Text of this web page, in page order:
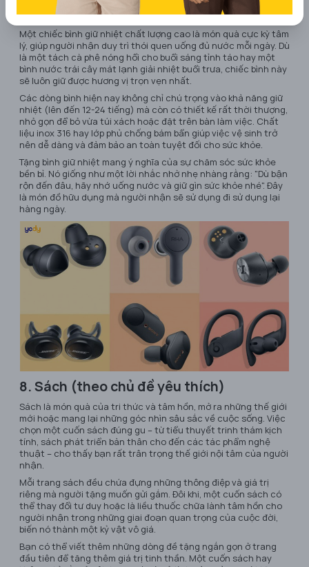
7. Bình giữ nhiệt cao cấp
Một chiếc bình giữ nhiệt chất lượng cao là món quà cực kỳ tâm
lý, giúp người nhận duy trì thói quen uống đủ nước mỗi ngày. Dù
là một tách cà phê nóng hổi cho buổi sáng tỉnh táo hay một
bình nước trái cây mát lạnh giải nhiệt buổi trưa, chiếc bình này
sẽ luôn giữ được hương vị trọn vẹn nhất.
Các dòng bình hiện nay không chỉ chú trọng vào khả năng giữ
nhiệt (lên đến 12-24 tiếng) mà còn có thiết kế rất thời thượng,
nhỏ gọn để bỏ vừa túi xách hoặc đặt trên bàn làm việc. Chất
liệu inox 316 hay lớp phủ chống bám bẩn giúp việc vệ sinh trở
nên dễ dàng và đảm bảo an toàn tuyệt đối cho sức khỏe.
Tặng bình giữ nhiệt mang ý nghĩa của sự chăm sóc sức khỏe
bền bỉ. Nó giống như một lời nhắc nhở nhẹ nhàng rằng: "Dù bận
rộn đến đâu, hãy nhớ uống nước và giữ gìn sức khỏe nhé". Đây
là món đồ hữu dụng mà người nhận sẽ sử dụng đi sử dụng lại
hàng ngày.
8. Sách (theo chủ đề yêu thích)
Sách là món quà của tri thức và tâm hồn, mở ra những thế giới
mới hoặc mang lại những góc nhìn sâu sắc về cuộc sống. Việc
chọn một cuốn sách đúng gu – từ tiểu thuyết trinh thám kịch
tính, sách phát triển bản thân cho đến các tác phẩm nghệ
thuật – cho thấy bạn rất trân trọng thế giới nội tâm của người
nhận.
Mỗi trang sách đều chứa đựng những thông điệp và giá trị
riêng mà người tặng muốn gửi gắm. Đôi khi, một cuốn sách có
thể thay đổi tư duy hoặc là liều thuốc chữa lành tâm hồn cho
người nhận trong những giai đoạn quan trọng của cuộc đời,
biến nó thành một kỷ vật vô giá.
Bạn có thể viết thêm những dòng đề tặng ngắn gọn ở trang
đầu tiên để tăng thêm giá trị tinh thần. Một cuốn sách hay